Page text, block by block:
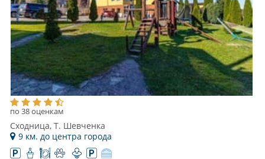
по 38 оценкам
Сходница, Т. Шевченка
9 км. до центра города